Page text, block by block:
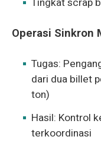
Operasi Sinkron
Tugas:
dari dua billet
ton)
Hasil: Kontrol
terkoordinasi